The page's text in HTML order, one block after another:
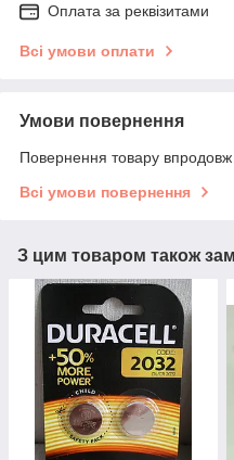
Оплата за реквізитами
Всі умови оплати
Умови повернення
Повернення товару впродовж
Всі умови повернення
З цим товаром також